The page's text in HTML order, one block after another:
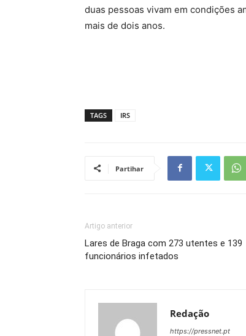
duas pessoas vivam em condições
mais de dois anos.
TAGS IRS
Partihar
Artigo anterior
Lares de Braga com 273 utentes e 139
funcionários infetados
Redação
https://pressnet.pt